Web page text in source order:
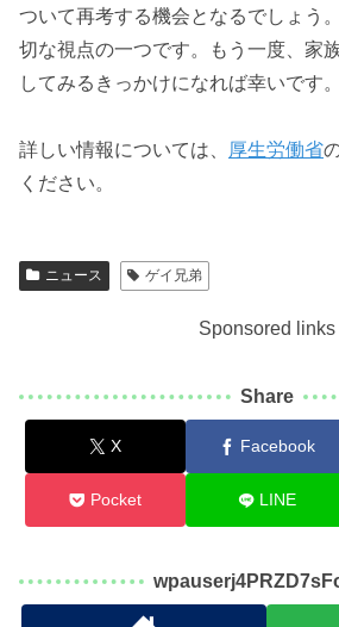
ついて再考する機会となるでしょう
切な視点の一つです。もう一度、家
してみるきっかけになれば幸いです。
詳しい情報については、 厚生労働省
ください。
ニュース ゲイ兄弟
Sponsored links
Share
X Facebook
Pocket LINE